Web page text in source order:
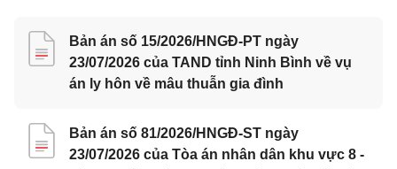
Bản án số 15/2026/HNGĐ-PT ngày
23/07/2026 của TAND tỉnh Ninh Bình về vụ
án ly hôn về mâu thuẫn gia đình
Bản án số 81/2026/HNGĐ-ST ngày
23/07/2026 của Tòa án nhân dân khu vực 8 -